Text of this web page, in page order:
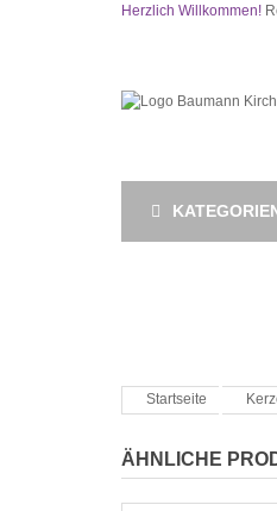
Herzlich Willkommen!
Startseite
ÄHNLICHE